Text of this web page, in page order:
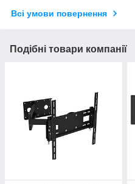
Всі умови повернення
Подібні товари компанії